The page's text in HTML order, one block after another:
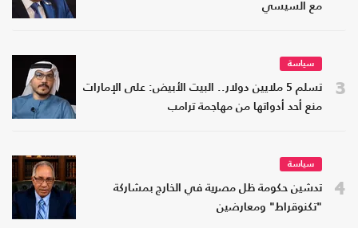
مع السيسي
3
سياسة
تسلم 5 ملايين دولار.. البيت الأبيض: على الإمارات
منع أحد أدواتها من مهاجمة ترامب
4
سياسة
تدشين حكومة ظل مصرية في الخارج بمشاركة
"تكنوقراط" ومعارضين